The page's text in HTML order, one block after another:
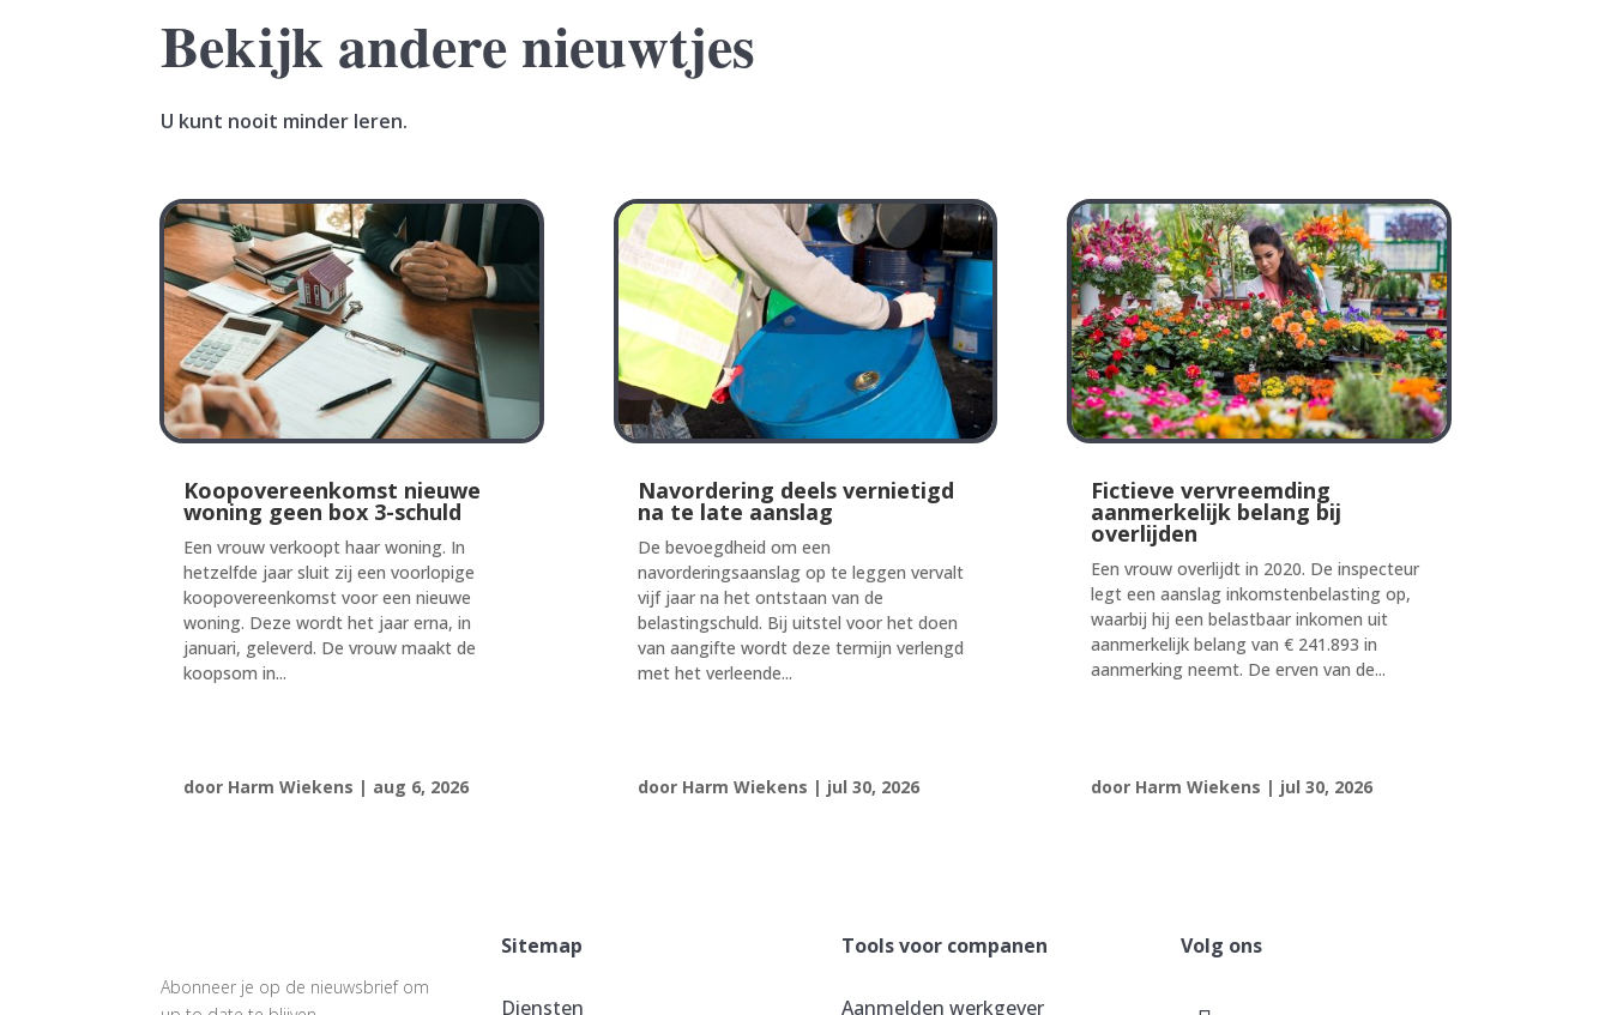
Bekijk andere nieuwtjes
U kunt nooit minder leren.
Koopovereenkomst nieuwe
woning geen box 3-schuld
door Harm Wiekens | aug 6, 2026
Een vrouw verkoopt haar woning. In
hetzelfde jaar sluit zij een voorlopige
koopovereenkomst voor een nieuwe
woning. Deze wordt het jaar erna, in
januari, geleverd. De vrouw maakt de
koopsom in...
Navordering deels vernietigd
na te late aanslag
door Harm Wiekens | jul 30, 2026
De bevoegdheid om een
navorderingsaanslag op te leggen vervalt
vijf jaar na het ontstaan van de
belastingschuld. Bij uitstel voor het doen
van aangifte wordt deze termijn verlengd
met het verleende...
Fictieve vervreemding
aanmerkelijk belang bij
overlijden
door Harm Wiekens | jul 30, 2026
Een vrouw overlijdt in 2020. De inspecteur
legt een aanslag inkomstenbelasting op,
waarbij hij een belastbaar inkomen uit
aanmerkelijk belang van € 241.893 in
aanmerking neemt. De erven van de...
Abonneer je op de nieuwsbrief om
Sitemap
Diensten
Tools voor companen
Aanmelden werkgever
Volg ons